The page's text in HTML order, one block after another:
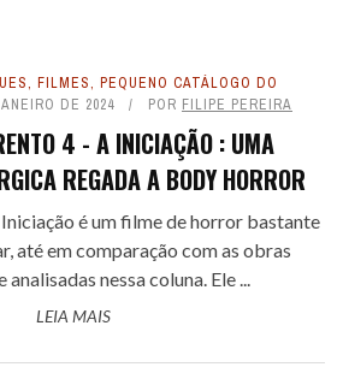
, FILMES, PEQUENO CATÁLOGO DO
DE 2024 POR FILIPE PEREIRA
4 - A INICIAÇÃO : UMA
REGADA A BODY HORROR
é um filme de horror bastante
até em comparação com as obras
nessa coluna. Ele ...
LEIA MAIS